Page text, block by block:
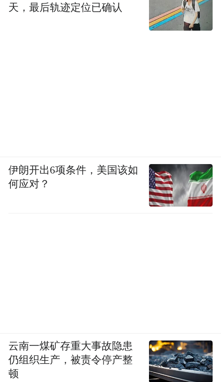
天，最后轨迹定位已确认
伊朗开出6项条件，美国该如
何应对？
云南一煤矿存重大事故隐患
仍组织生产，被责令停产整
顿